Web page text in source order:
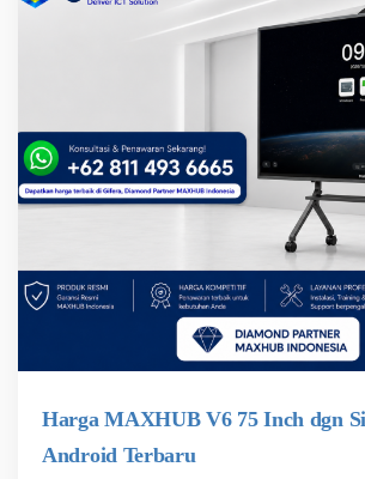
Harga MAXHUB V6 75 Inch dgn
Android Terbaru